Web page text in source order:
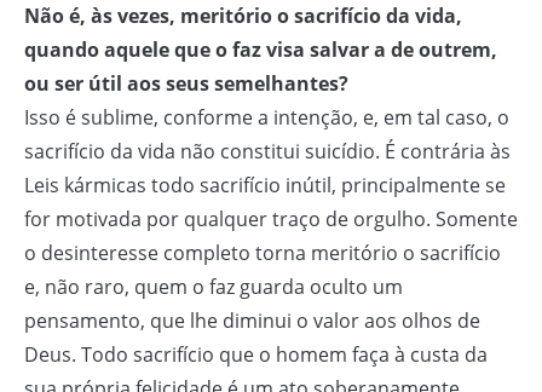
Não é, às vezes, meritório o sacrifício da vida,
quando aquele que o faz visa salvar a de outrem,
ou ser útil aos seus semelhantes?
Isso é sublime, conforme a intenção, e, em tal caso, o
sacrifício da vida não constitui suicídio. É contrária às
Leis kármicas todo sacrifício inútil, principalmente se
for motivada por qualquer traço de orgulho. Somente
o desinteresse completo torna meritório o sacrifício
e, não raro, quem o faz guarda oculto um
pensamento, que lhe diminui o valor aos olhos de
Deus. Todo sacrifício que o homem faça à custa da